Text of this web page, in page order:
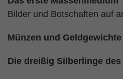
Bilder und Botschaften auf
Münzen und
Die dreißig Silberlinge des